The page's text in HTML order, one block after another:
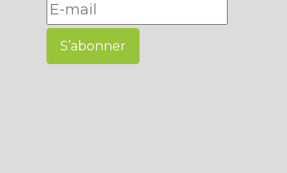
S’abonner